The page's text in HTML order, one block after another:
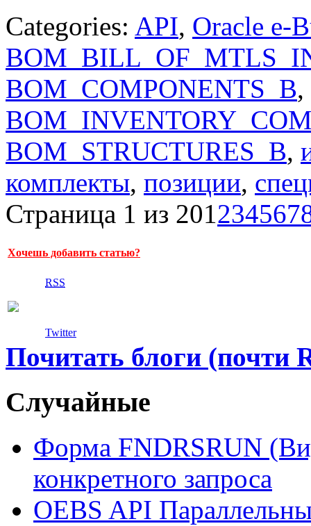
Categories: API, Oracle e-
BOM_COMPONENTS_B,
BOM_STRUCTURES_B,
комплекты, позиции,
Страница 1 из 201234567
Хочешь добавить статью?
RSS
Twitter
Почитать блоги (почти
Случайные
Форма FNDRSRUN
конкретного запроса
OEBS API